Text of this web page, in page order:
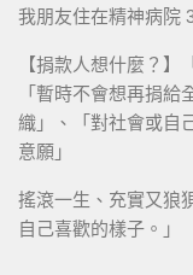
我朋友住在精神病院
【捐款人想什麼？】
「暫時不會想再捐
織」、「對社會或自
意願」
搖滾一生、充實又狼
自己喜歡的樣子。」